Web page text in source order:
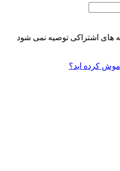
های اشتراکی توصیه نمی شود
کرده اید؟